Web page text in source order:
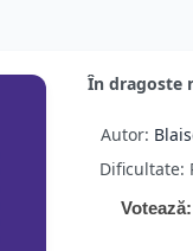
În dragoste
Autor:
Dificultate:
Votează: